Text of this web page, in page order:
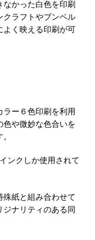
かった白色を印刷
クラフトやブンペル
よく映える印刷が可
ラー６色印刷を利用
や微妙な色合いを
ンクしか使用されて
紙と組み合わせて
ジナリティのある同